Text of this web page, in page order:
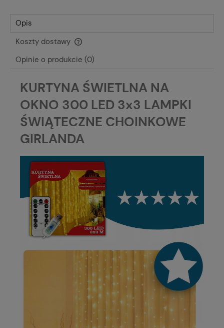
Opis
Koszty dostawy
Cena nie zawiera ewentualnych kosztów płatności
Opinie o produkcie (0)
KURTYNA ŚWIETLNA NA
OKNO 300 LED 3x3 LAMPKI
ŚWIĄTECZNE CHOINKOWE
GIRLANDA